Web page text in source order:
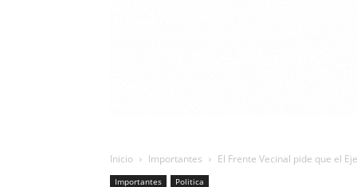
Inicio Importantes El Frente Vecinal pide que el
Importantes Politica